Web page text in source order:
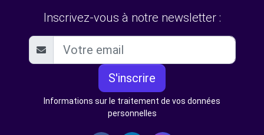
Inscrivez-vous à notre newsletter :
S'inscrire
Informations sur le traitement de vos données
personnelles